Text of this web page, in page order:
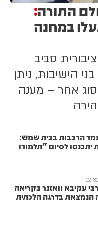
התורה:
במחנה
סביב
הישיבות, ניתן
אחר – מענה
הרבבות בבית שמש:
יתכנסו לסיום "תלמודו
12:31
עקיבא וואזנר בקריאה
הנמצאת בדרגה הלכתית